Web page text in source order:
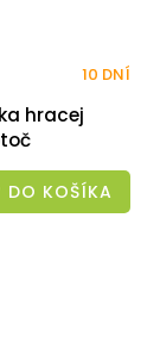
hracej
10 DNÍ
DO KOŠÍKA